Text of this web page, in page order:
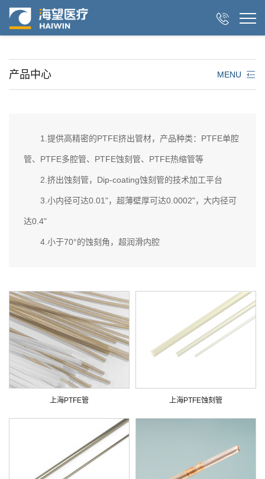

MENU
产品中心
1.提供高精密的PTFE挤出管材，产品种类：PTFE单腔
管、PTFE多腔管、PTFE蚀刻管、PTFE热缩管等
2.挤出蚀刻管，Dip-coating蚀刻管的技术加工平台
3.小内径可达0.01"，超薄壁厚可达0.0002"，大内径可
达0.4"
4.小于70°的蚀刻角，超润滑内腔
上海PTFE管 上海PTFE蚀刻管